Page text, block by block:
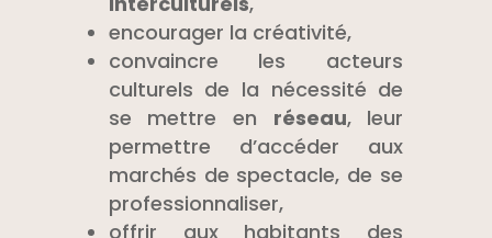
encourager la créativité,
convaincre les acteurs
culturels de la nécessité de
se mettre en réseau, leur
permettre d’accéder aux
marchés de spectacle, de se
professionnaliser,
offrir aux habitants des